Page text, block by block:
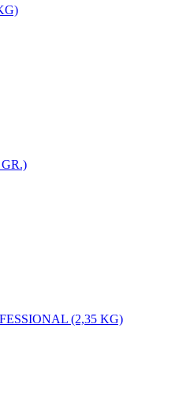
(2,35 KG)